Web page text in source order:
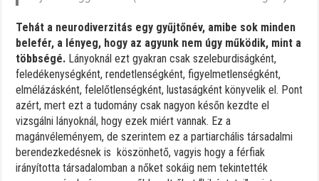
Tehát a neurodiverzitás egy gyűjtőnév, amibe sok minden
belefér, a lényeg, hogy az agyunk nem úgy működik, mint a
többségé. Lányoknál ezt gyakran csak szeleburdiságként,
feledékenységként, rendetlenségként, figyelmetlenségként,
elmélázásként, felelőtlenségként, lustaságként könyvelik el. Pont
azért, mert ezt a tudomány csak nagyon későn kezdte el
vizsgálni lányoknál, hogy ezek miért vannak. Ez a
magánvéleményem, de szerintem ez a partiarchális társadalmi
berendezkedésnek is köszönhető, vagyis hogy a férfiak
irányította társadalomban a nőket sokáig nem tekintették